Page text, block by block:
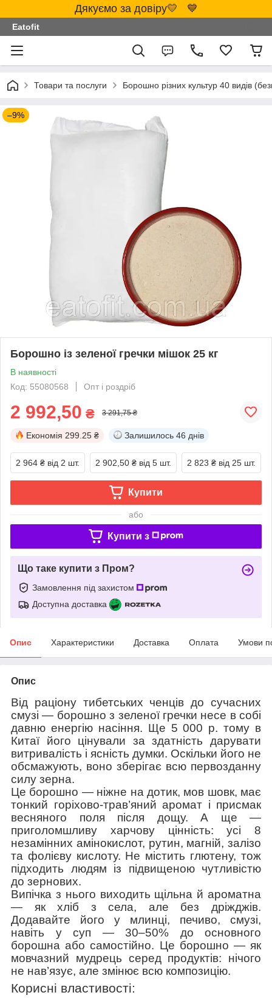
Дякуємо за довіру💛 💙
Eatofit
Товари та послуги Борошно різних культур 40 видів
–9%
Борошно із зеленої гречки мішок 25 кг
В наявності
Код: 55080568
Опт і роздріб
2 992,50 ₴ 3 291,75 ₴
Економія 299.25 ₴ Залишилось 46 днів
2 964 ₴ від 2 шт. 2 902,50 ₴ від 5 шт. 2 823 ₴ від 25 шт.
Купити
або
Купити з
Що таке купити з Пром?
Замовлення під захистом
Доступна доставка
Опис Характеристики Доставка Оплата Умови
Опис
Від раціону тибетських ченців до сучасних
смузі — борошно з зеленої гречки несе в собі
давню енергію насіння. Ще 5 000 р. тому в
Китаї його цінували за здатність дарувати
витривалість і ясність думки. Оскільки його не
обсмажують, воно зберігає всю первозданну
силу зерна.
Це борошно — ніжне на дотик, мов шовк, має
тонкий горіхово-трав’яний аромат і присмак
весняного поля після дощу. А ще —
приголомшливу харчову цінність: усі 8
незамінних амінокислот, рутин, магній, залізо
та фолієву кислоту. Не містить глютену, тож
підходить людям із підвищеною чутливістю
до зернових.
Випічка з нього виходить щільна й ароматна
— як хліб з села, але без дріжджів.
Додавайте його у млинці, печиво, смузі,
навіть у суп — 30–50% до основного
борошна або самостійно. Це борошно — як
мовчазний мудрець серед продуктів: нічого
не нав’язує, але змінює всю композицію.
Корисні властивості: